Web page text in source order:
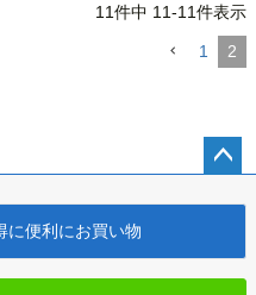
11件中 11-11件表示
1 2
へ
に便利にお買い物